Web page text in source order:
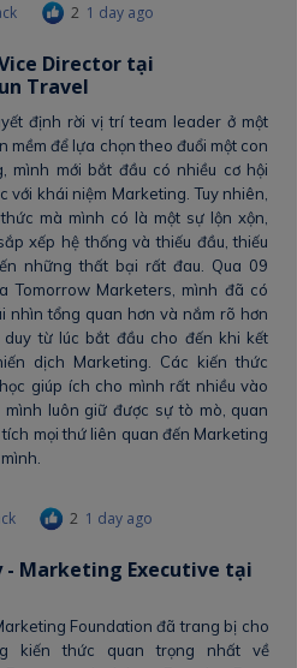
2 1 day ago
định rời vị trí team leader ở một
mềm để lựa chọn theo đuổi một con
mình mới bắt đầu có nhiều cơ hội
với khái niệm Marketing. Tuy nhiên,
mà mình có là một sự lộn xộn,
xếp hệ thống và thiếu đầu, thiếu
những thất bại rất đau. Qua 09
Tomorrow Marketers, mình đã có
nhìn tổng quan hơn và nắm rõ hơn
từ lúc bắt đầu cho đến khi kết
dịch Marketing. Các kiến thức
giúp ích cho mình rất nhiều vào
luôn giữ được sự tò mò, quan
mọi thứ liên quan đến Marketing
Director tại
Travel
2 1 day ago
Foundation đã trang bị cho
kiến thức quan trọng nhất về
- Marketing Executive tại